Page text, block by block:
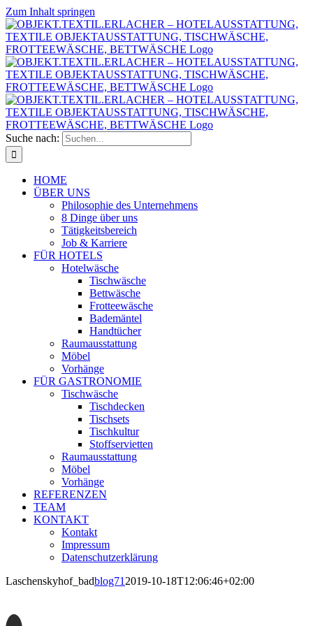
Zum Inhalt springen
Suche nach:
HOME
ÜBER UNS
Philosophie des Unternehmens
8 Dinge über uns
Tätigkeitsbereich
Job & Karriere
FÜR HOTELS
Hotelwäsche
Tischwäsche
Bettwäsche
Frotteewäsche
Bademäntel
Handtücher
Raumausstattung
Möbel
Vorhänge
FÜR GASTRONOMIE
Tischwäsche
Tischdecken
Tischsets
Tischkultur
Stoffservietten
Raumausstattung
Möbel
Vorhänge
REFERENZEN
TEAM
KONTAKT
Kontakt
Impressum
Datenschutzerklärung
Laschenskyhof_badblog71 2019-10-18T12:06:46+02:00